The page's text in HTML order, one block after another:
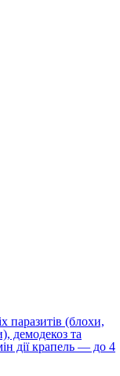
паразитів (блохи,
демодекоз та
дії крапель — до 4